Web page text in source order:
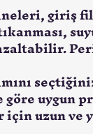
giriş
uygun
uzun ve